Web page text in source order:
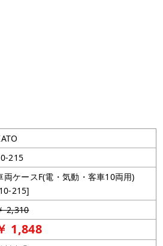
215
両ケースF(電・気動・客車10両用)
215]
2,310
1,848